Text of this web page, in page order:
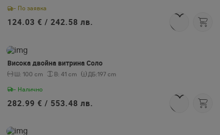
- По заявка
124.03 € / 242.58 лв.
Висока двойна витрина Соло
Ш: 100 cm В: 41 cm ДБ:197 cm
- Налично
282.99 € / 553.48 лв.